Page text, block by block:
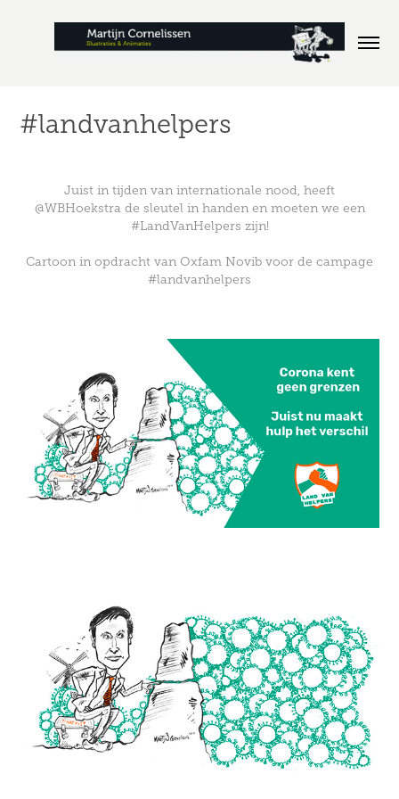
#landvanhelpers
Juist in tijden van internationale nood, heeft
@WBHoekstra de sleutel in handen en moeten we een
#LandVanHelpers zijn!
Cartoon in opdracht van Oxfam Novib voor de campage
#landvanhelpers